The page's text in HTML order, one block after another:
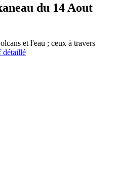
du 14 Aout
et l'eau ; ceux à travers
détaillé